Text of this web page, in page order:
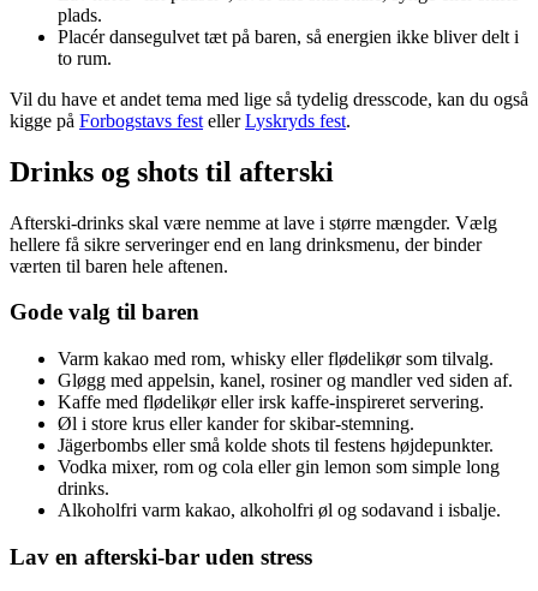
plads.
Placér dansegulvet tæt på baren, så energien ikke bliver delt i
to rum.
Vil du have et andet tema med lige så tydelig dresscode, kan du også
kigge på Forbogstavs fest ellerLyskryds fest.
Drinks og shots til afterski
Afterski-drinks skal være nemme at lave i større mængder. Vælg
hellere få sikre serveringer end en lang drinksmenu, der binder
værten til baren hele aftenen.
Gode valg til baren
Varm kakao med rom, whisky eller flødelikør som tilvalg.
Gløgg med appelsin, kanel, rosiner og mandler ved siden af.
Kaffe med flødelikør eller irsk kaffe-inspireret servering.
Øl i store krus eller kander for skibar-stemning.
Jägerbombs eller små kolde shots til festens højdepunkter.
Vodka mixer, rom og cola eller gin lemon som simple long
drinks.
Alkoholfri varm kakao, alkoholfri øl og sodavand i isbalje.
Lav en afterski-bar uden stress